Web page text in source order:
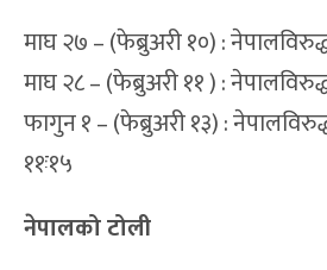
माघ २७ – (फेब्रुअरी १०) :
माघ २८ – (फेब्रुअरी ११ ) :
फागुन १ – (फेब्रुअरी १३) :
११ः१५
नेपालको टोली